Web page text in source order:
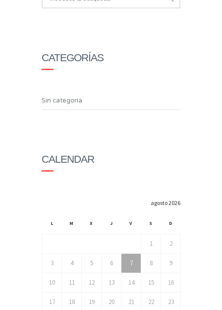
CATEGORÍAS
Sin categoría
CALENDAR
agosto 2026
L M X J V S D
1 2
3 4 5 6 7 8 9
10 11 12 13 14 15 16
17 18 19 20 21 22 23